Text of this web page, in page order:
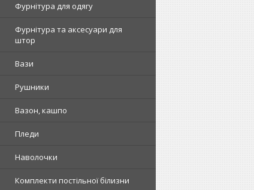
Фурнітура для одягу
Фурнітура та аксесуари для
штор
Вази
Рушники
Вазон, кашпо
Пледи
Наволочки
Комплекти постільної білизни